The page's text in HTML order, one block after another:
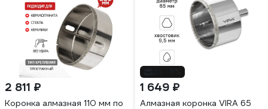
2 811 ₽
Коронка алмазная 110 мм по
1 649 ₽
Алмазная коронка VIRA 65